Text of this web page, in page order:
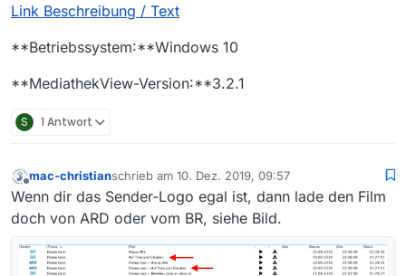
Link Beschreibung / Text
**Betriebssystem:**Windows 10
**MediathekView-Version:**3.2.1
S 1 Antwort
Offline
mac-christianschrieb am 10. Dez. 2019, 09:57
zuletzt editiert von
Wenn dir das Sender-Logo egal ist, dann lade den Film
doch von ARD oder vom BR, siehe Bild.